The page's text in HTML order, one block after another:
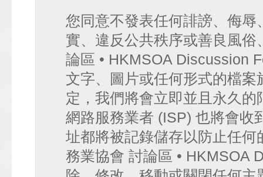
您同意不發表任何誹謗、侮
實、違反公共秩序或善良風
論區 • HKMSOA Discussion
文字、圖片或任何形式的檔
定，我們將會立即並且永久
網路服務業者 (ISP) 也將會收
址都將被記錄儲存以防止任
務業協會 討論區 • HKMSOA